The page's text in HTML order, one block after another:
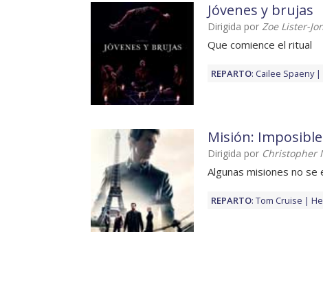
Jóvenes y brujas
Dirigida por Zoe Lister-
Que comience el ritual
REPARTO: Cailee Spaeny
Misión:
Dirigida por Christopher
Algunas misiones no se
REPARTO: Tom Cruise